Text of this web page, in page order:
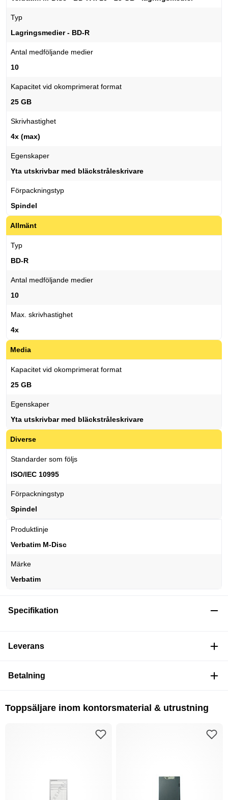
Typ
Lagringsmedier - BD-R
Antal medföljande medier
10
Kapacitet vid okomprimerat format
25 GB
Skrivhastighet
4x (max)
Egenskaper
Yta utskrivbar med bläckstråleskrivare
Förpackningstyp
Spindel
Allmänt
Typ
BD-R
Antal medföljande medier
10
Max. skrivhastighet
4x
Media
Kapacitet vid okomprimerat format
25 GB
Egenskaper
Yta utskrivbar med bläckstråleskrivare
Diverse
Standarder som följs
ISO/IEC 10995
Förpackningstyp
Spindel
Produktlinje
Verbatim M-Disc
Märke
Verbatim
Specifikation
Leverans
Betalning
Toppsäljare inom kontorsmaterial & utrustning